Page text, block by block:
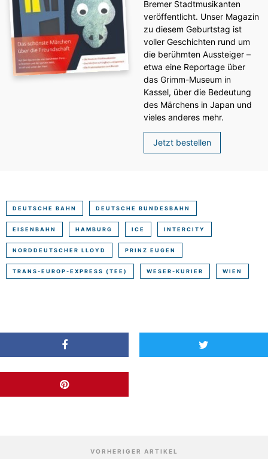
Bremer Stadtmusikanten
veröffentlicht. Unser Magazin
zu diesem Geburtstag ist
voller Geschichten rund um
die berühmten Aussteiger –
etwa eine Reportage über
das Grimm-Museum in
Kassel, über die Bedeutung
des Märchens in Japan und
vieles anderes mehr.
Jetzt bestellen
DEUTSCHE BAHN DEUTSCHE BUNDESBAHN
EISENBAHN HAMBURG ICE INTERCITY
NORDDEUTSCHER LLOYD PRINZ EUGEN
TRANS-EUROP-EXPRESS (TEE) WESER-KURIER WIEN
VORHERIGER ARTIKEL